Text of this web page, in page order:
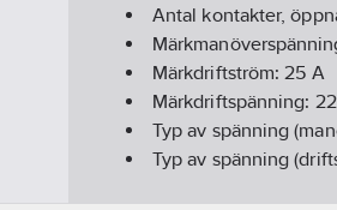
Antal kontakter,
Märkdriftström:25 A
Märkdriftspänning:
Typ av spänning
Typ av spänning